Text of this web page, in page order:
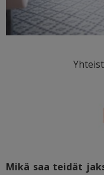
Mikä saa teidät